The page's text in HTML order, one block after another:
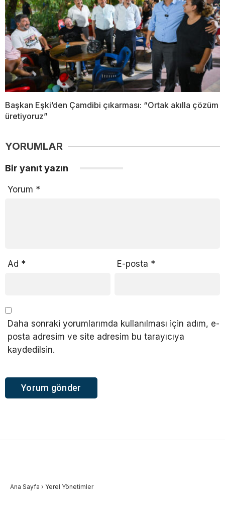
Başkan Eşki’den Çamdibi çıkarması: “Ortak akılla çözüm
üretiyoruz”
YORUMLAR
Bir yanıt yazın
Yorum *
Ad * E-posta *
Daha sonraki yorumlarımda kullanılması için adım, e-
posta adresim ve site adresim bu tarayıcıya
kaydedilsin.
Ana Sayfa › Yerel Yönetimler